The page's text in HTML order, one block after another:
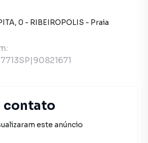
encontrar novas
, 0 - RIBEIROPOLIS - Praia
contato
este anúncio